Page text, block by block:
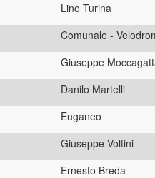
Lino Turina
Comunale -
Giuseppe
Danilo Martelli
Euganeo
Giuseppe Voltini
Ernesto Breda